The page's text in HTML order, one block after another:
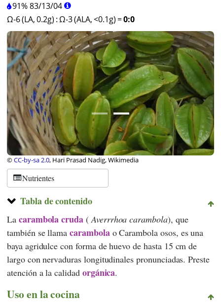
91%83/13/04
Ω-6 (LA, 0.2g) :Ω-3 (ALA, <0.1g) =0:0
©CC-by-sa 2.0, Hari Prasad Nadig, Wikimedia
Nutrientes
Tabla de contenido
La carambola cruda ( Averrrhoa carambola), que
también se llamacarambolao Carambola osos, es una
baya agridulce con forma de huevo de hasta 15 cm de
largo con nervaduras longitudinales pronunciadas. Preste
atención a la calidad orgánica.
Uso en la cocina